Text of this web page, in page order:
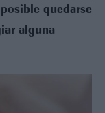
quedarse
alguna